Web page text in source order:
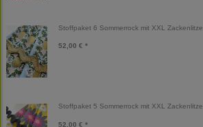
Stoffpaket 6 Sommerrock mit XXL Zackenlitze
52,00 € *
Stoffpaket 5 Sommerrock mit XXL Zackenlitze
52,00 € *